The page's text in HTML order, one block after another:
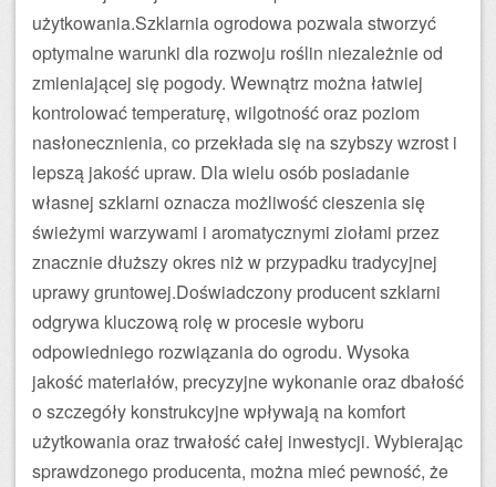
użytkowania.Szklarnia ogrodowa pozwala stworzyć
optymalne warunki dla rozwoju roślin niezależnie od
zmieniającej się pogody. Wewnątrz można łatwiej
kontrolować temperaturę, wilgotność oraz poziom
nasłonecznienia, co przekłada się na szybszy wzrost i
lepszą jakość upraw. Dla wielu osób posiadanie
własnej szklarni oznacza możliwość cieszenia się
świeżymi warzywami i aromatycznymi ziołami przez
znacznie dłuższy okres niż w przypadku tradycyjnej
uprawy gruntowej.Doświadczony producent szklarni
odgrywa kluczową rolę w procesie wyboru
odpowiedniego rozwiązania do ogrodu. Wysoka
jakość materiałów, precyzyjne wykonanie oraz dbałość
o szczegóły konstrukcyjne wpływają na komfort
użytkowania oraz trwałość całej inwestycji. Wybierając
sprawdzonego producenta, można mieć pewność, że